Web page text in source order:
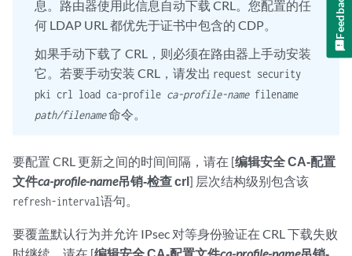
息。路由器使用此信息自动下载 CRL。您配置的任
何 LDAP URL 都优先于证书中包含的 CDP。
如果手动下载了 CRL，则必须在路由器上手动安装
它。若要手动安装 CRL，请发出 request security
pki crl load ca-profile ca-profile-namefilename
path/filename命令。
要配置 CRL 更新之间的时间间隔，请在 [编辑安全 CA-配置
文件ca-profile-name吊销-检查 crl] 层次结构级别包含该
refresh-interval语句。
要覆盖默认行为并允许 IPsec 对等身份验证在 CRL 下载失败
Feedback